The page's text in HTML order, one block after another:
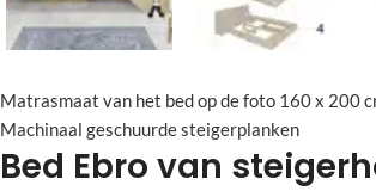
Matrasmaat van het bed op de foto 160 x 200
Machinaal geschuurde steigerplanken
Bed Ebro van